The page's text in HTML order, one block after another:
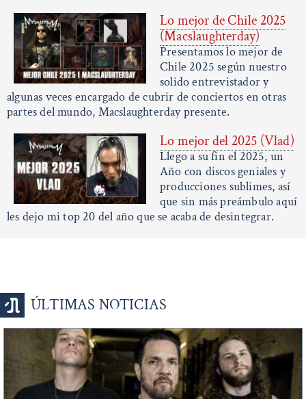
Lo mejor de Chile 2025
(Macslaughterday)
Presentamos lo mejor de
Chile 2025 según nuestro
solido entrevistador y
algunas veces encargado de cubrir de conciertos en otras
partes del mundo, Macslaughterday presente.
Lo mejor del 2025 (Vlad)
Llego a su fin el 2025, un
Año con discos geniales y
producciones sublimes, así
que sin más preámbulo aquí
les dejo mi top 20 del año que se acaba de desintegrar.
ÚLTIMAS NOTICIAS